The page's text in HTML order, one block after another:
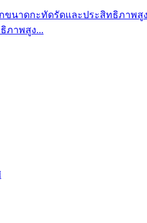
ภาพสูง...